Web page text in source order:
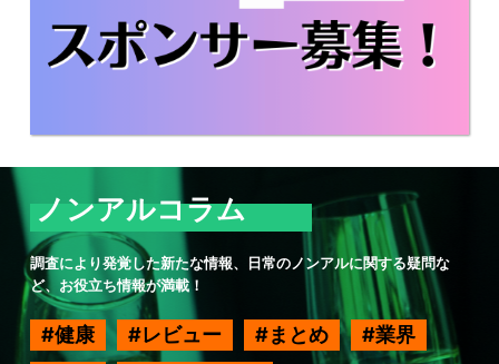
ノンアルコラム
調査により発覚した新たな情報、日常のノンアルに関する疑問な
ど、お役立ち情報が満載！
健康 レビュー まとめ
業界